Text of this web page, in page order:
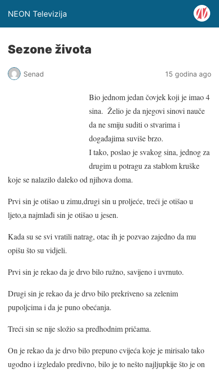
NEON Televizija
Sezone života
Senad 15 godina ago
Bio jednom jedan čovjek koji je imao 4
sina. Želio je da njegovi sinovi nauče
da ne smiju suditi o stvarima i
događajima suviše brzo.
I tako, poslao je svakog sina, jednog za
drugim u potragu za stablom kruške
koje se nalazilo daleko od njihova doma.
Prvi sin je otišao u zimu,drugi sin u proljeće, treći je otišao u
ljeto,a najmlađi sin je otišao u jesen.
Kada su se svi vratili natrag, otac ih je pozvao zajedno da mu
opišu što su vidjeli.
Prvi sin je rekao da je drvo bilo ružno, savijeno i uvrnuto.
Drugi sin je rekao da je drvo bilo prekriveno sa zelenim
pupoljcima i da je puno obećanja.
Treći sin se nije složio sa predhodnim pričama.
On je rekao da je drvo bilo prepuno cvijeća koje je mirisalo tako
ugodno i izgledalo predivno, bilo je to nešto najljupkije što je on